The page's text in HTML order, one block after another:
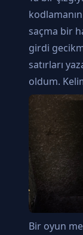
saçma bir
girdi
satırları
oldum.
Bir oyun